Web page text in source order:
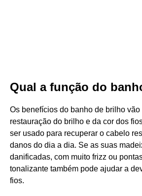
Qual a função do
Os benefícios do banho de brilho vão
restauração do brilho e da cor dos
ser usado para recuperar o cabelo
danos do dia a dia. Se as suas
danificadas, com muito frizz ou
tonalizante também pode ajudar a
fios.